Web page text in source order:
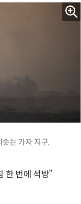
는 가자 지구.
한 번에 석방”